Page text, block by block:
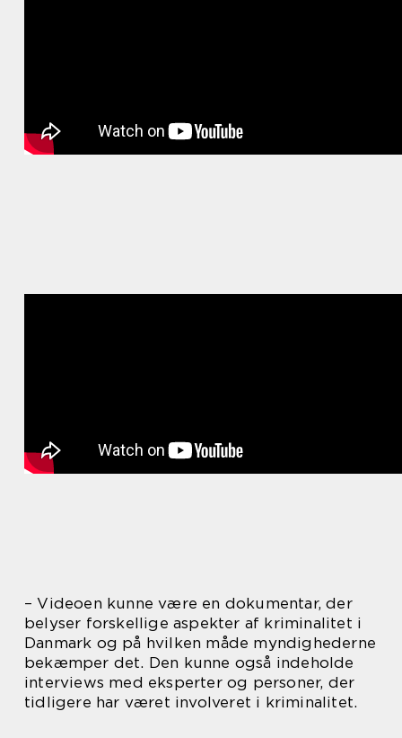
– Videoen kunne være en dokumentar, der
belyser forskellige aspekter af kriminalitet i
Danmark og på hvilken måde myndighederne
bekæmper det. Den kunne også indeholde
interviews med eksperter og personer, der
tidligere har været involveret i kriminalitet.